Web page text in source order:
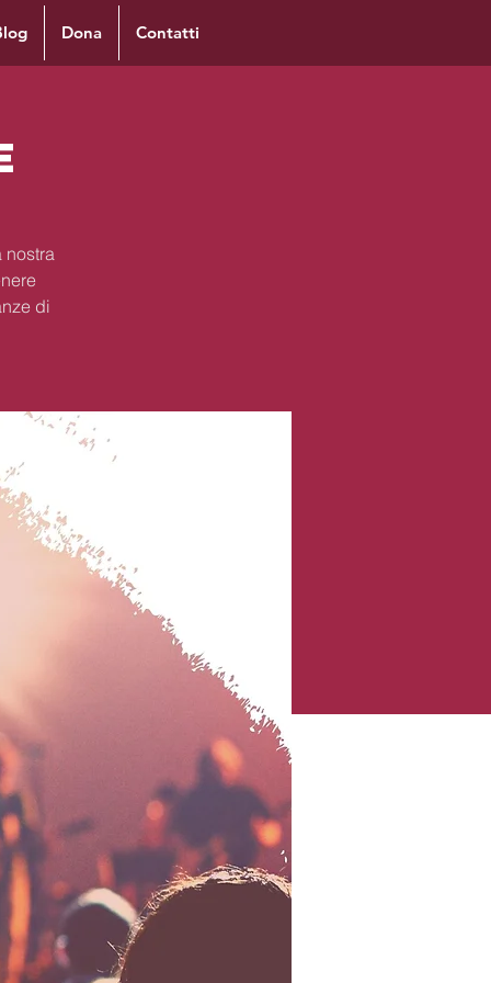
Dona Contatti
di